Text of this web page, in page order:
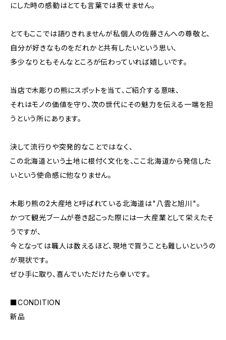
にした時の感動はとても言葉では表せません。
とてもここでは語りきれませんが私個人の佐藤さんへの尊敬と、
自分が好きなものをだれかと共有したいという思い、
多少なりともそんなところが伝わっていれば嬉しいです。
当店で木彫りの熊にスポットを当て、ご紹介する意味、
それはモノの価値を守り、次の世代にその魅力を伝える一端を担
うという所にあります。
決して流行りや突発的なことではなく、
この北海道という土地に根付く文化を、ここ北海道から発信した
いという使命感に他なりません。
木彫り熊の2大産地と呼ばれている北海道は"八雲と旭川"。
かつて観光ブームが巻き起こった際には一大産業として栄えたそ
うですが、
今となっては職人は数えるほど、現地で買うことも難しいというの
が現状です。
ぜひ手に取り、喜んでいただけたら幸いです。
■CONDITION
新品